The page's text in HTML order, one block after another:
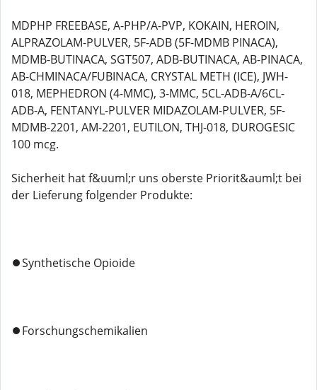
MDPHP FREEBASE, A-PHP/A-PVP, KOKAIN, HEROIN,
ALPRAZOLAM-PULVER, 5F-ADB (5F-MDMB PINACA),
MDMB-BUTINACA, SGT507, ADB-BUTINACA, AB-PINACA,
AB-CHMINACA/FUBINACA, CRYSTAL METH (ICE), JWH-
018, MEPHEDRON (4-MMC), 3-MMC, 5CL-ADB-A/6CL-
ADB-A, FENTANYL-PULVER MIDAZOLAM-PULVER, 5F-
MDMB-2201, AM-2201, EUTILON, THJ-018, DUROGESIC
100 mcg.
Sicherheit hat f&uuml;r uns oberste Priorit&auml;t bei
der Lieferung folgender Produkte:
⏺️Synthetische Opioide
⏺️Forschungschemikalien